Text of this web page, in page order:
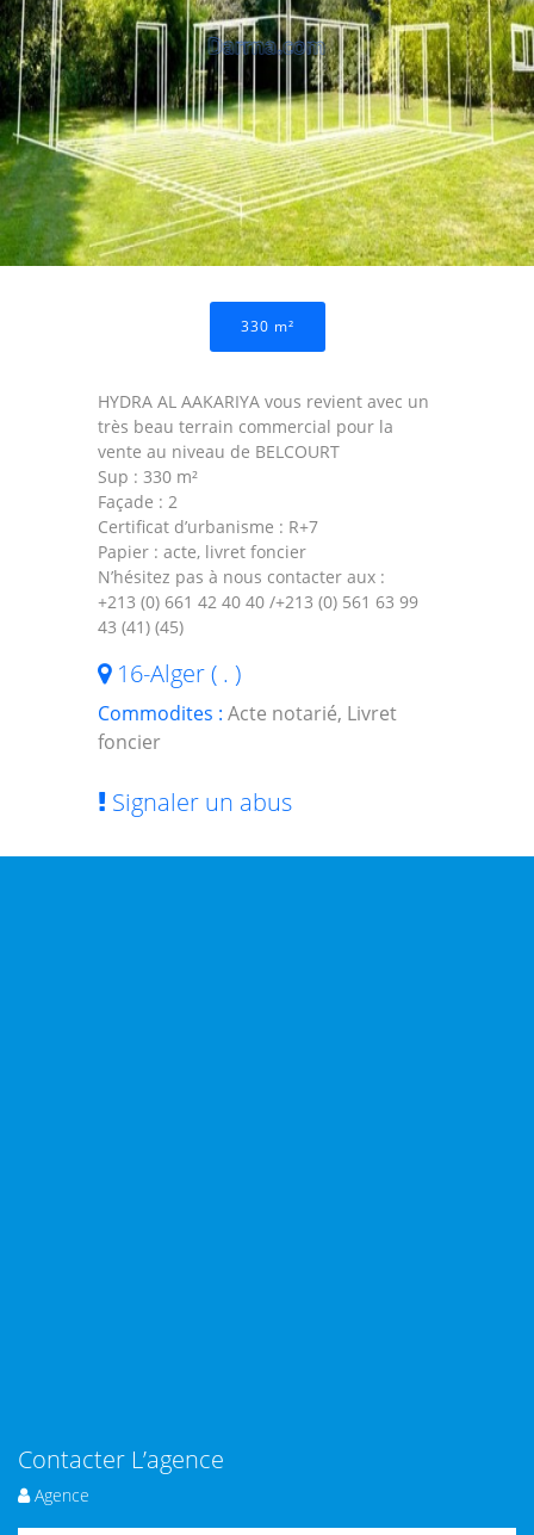
330 m²
HYDRA AL AAKARIYA vous revient avec un
très beau terrain commercial pour la
vente au niveau de BELCOURT
Sup : 330 m²
Façade : 2
Certificat d’urbanisme : R+7
Papier : acte, livret foncier
N’hésitez pas à nous contacter aux :
+213 (0) 661 42 40 40 /+213 (0) 561 63 99
43 (41) (45)
16-Alger ( . )
Commodites :Acte notarié, Livret
foncier
Signaler un abus
Contacter L’agence
Agence